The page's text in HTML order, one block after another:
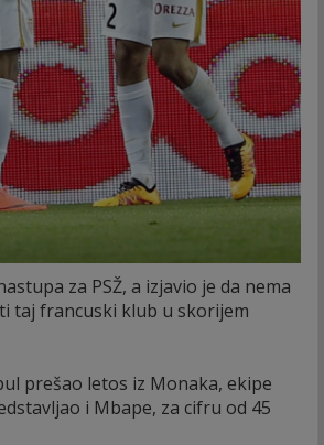
za PSŽ, a izjavio je da nema
taj francuski klub u skorijem
prešao letos iz Monaka, ekipe
i Mbape, za cifru od 45